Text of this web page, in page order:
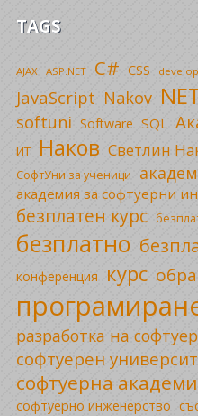
TAGS
AJAX ASP.NET C# CSS
JavaScript Nakov
softuni Software SQL
ИТ Наков Светлин
СофтУни за ученици
академия за софтуерни
безплатен курс
безплатно
конференция курс
разработка на софтуер
софтуерен
софтуерна
софтуерно инженерство